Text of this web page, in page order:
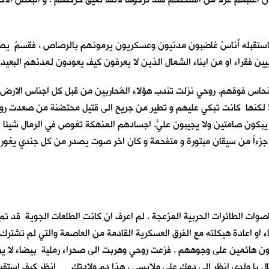
أُناسٌ غاضبون مدنيون وعسكريون يرمونهم بالرصاص ، فقسمٌ
فقراء او من ابناء الشمال الذين لا يعرفون كيف يعودون لمدنهم
فوقهم. روحي نزلت تندب هؤلاء المُحاربين من قبل كل اجناس
كانت تبكي عليهم و تطير من جريح الى قتيل محتضنة من صعدت
صامتين ولا يجيبون عليّ. اجسادهم المنهكة تغوص في الرمال
من سيقان مبتورة و متفحمة و كان اخر صوت يصدر من كل جندي يغور
الطائرات الحربية المزعجة . لم اعرف ان كانت الطلعات الجوية قد
او اعادة هيكلته مع الفرق العسكرية القادمة من العاصمة والتي لم
هائمين على وجوههم . فزعت روحي وهربت الى صحراء رملية بيضاء